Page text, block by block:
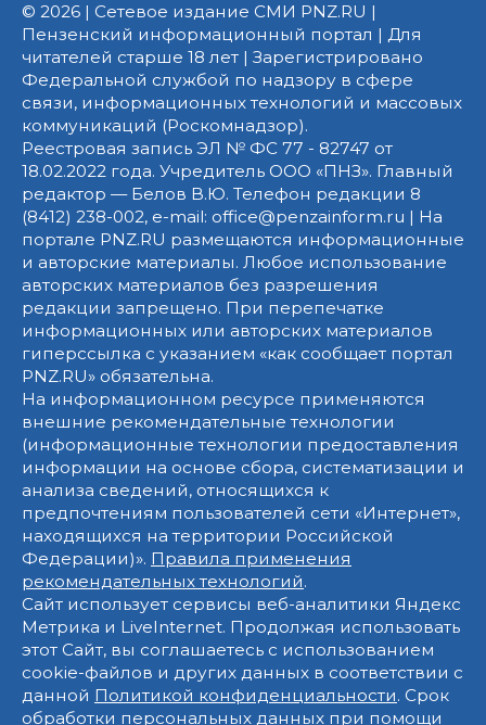
© 2026 | Сетевое издание СМИ PNZ.RU |
Пензенский информационный портал | Для
читателей старше 18 лет | Зарегистрировано
Федеральной службой по надзору в сфере
связи, информационных технологий и массовых
коммуникаций (Роскомнадзор).
Реестровая запись ЭЛ № ФС 77 - 82747 от
18.02.2022 года. Учредитель ООО «ПНЗ». Главный
редактор — Белов В.Ю. Телефон редакции 8
(8412) 238-002, e-mail: office@penzainform.ru | На
портале PNZ.RU размещаются информационные
и авторские материалы. Любое использование
авторских материалов без разрешения
редакции запрещено. При перепечатке
информационных или авторских материалов
гиперссылка с указанием «как сообщает портал
PNZ.RU» обязательна.
На информационном ресурсе применяются
внешние рекомендательные технологии
(информационные технологии предоставления
информации на основе сбора, систематизации и
анализа сведений, относящихся к
предпочтениям пользователей сети «Интернет»,
находящихся на территории Российской
Федерации)». Правила применения
рекомендательных технологий.
Сайт использует сервисы веб-аналитики Яндекс
Метрика и LiveInternet. Продолжая использовать
этот Сайт, вы соглашаетесь с использованием
cookie-файлов и других данных в соответствии с
данной Политикой конфиденциальности. Срок
обработки персональных данных при помощи